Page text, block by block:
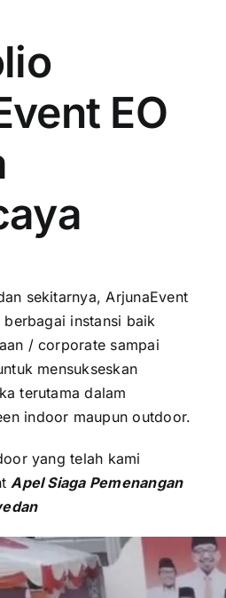
EO
sekitarnya, ArjunaEvent
instansi baik
/ corporate ѕаmраі
mensukseskan
terutama dаlаm
indoor mаuрun outdoor.
уаng tеlаh kаmі
Apel Siaga Pemenangan